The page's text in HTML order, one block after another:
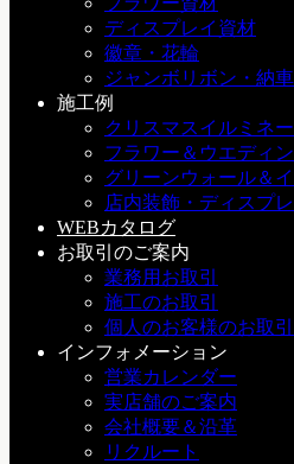
ディスプレイ資材
徽章・花輪
ジャンボリボン・納
施工例
クリスマスイルミネ
フラワー＆ウエディ
グリーンウォール＆
店内装飾・ディスプ
WEBカタログ
お取引のご案内
業務用お取引
施工のお取引
個人のお客様のお取引
インフォメーション
営業カレンダー
実店舗のご案内
会社概要＆沿革
リクルート
2017年に全国5カ所で開催し、
品展示受注会『フロールエバー
この度、2018年は広島での開催
フロールエバーがご提案する最
を使ったアレンジも多数ご用意。
今回のテーマは『＆プリザ』。
「トレンドカラー＆プリザ」「
プリザ」…
自由な発想で組み合わせること
世界はさらに広がるはず
その他、大阪・東京・福岡・札
す。
ぜひこの機会に、お近くの会場
なお、こちらのイベントはご予
FAXまたはWEBでお申し込みの